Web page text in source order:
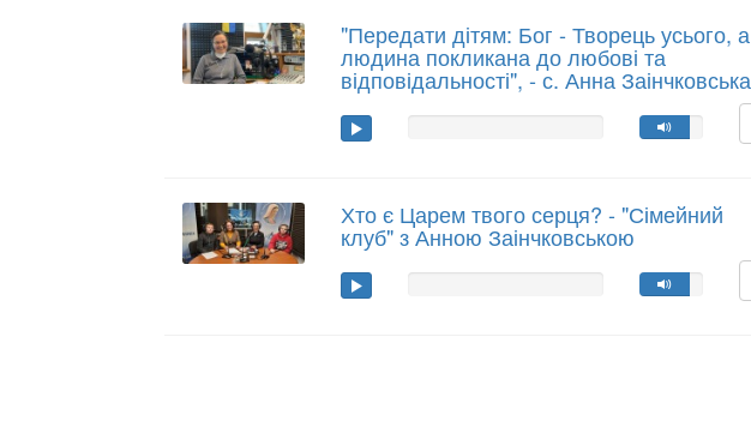
"Передати дітям: Бог - Творець усього, а
людина покликана до любові та
відповідальності", - с. Анна Заінчковська
Хто є Царем твого серця? - "Сімейний
клуб" з Анною Заінчковською